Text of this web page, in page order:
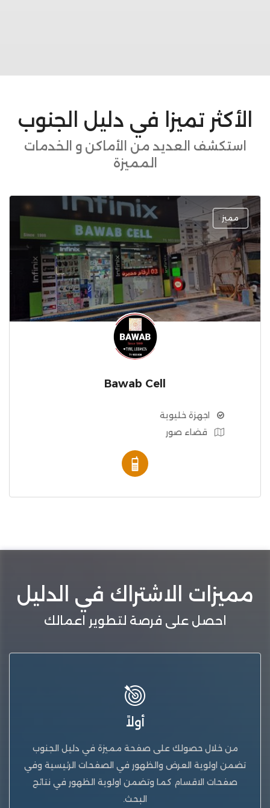
الأكثر تميزا في دليل الجنوب
استكشف العديد من الأماكن و الخدمات
المميزة
مميز
Bawab Cell
اجهزة خليوية
قضاء صور
مميزات الاشتراك في الدليل
احصل على فرصة لتطوير اعمالك
أولاً
من خلال حصولك على صفحة مميزة في دليل الجنوب
تضمن اولوية العرض والظهور في الصفحات الرئيسية وفي
صفحات الاقسام كما وتضمن اولوية الظهور في نتائج
البحث.